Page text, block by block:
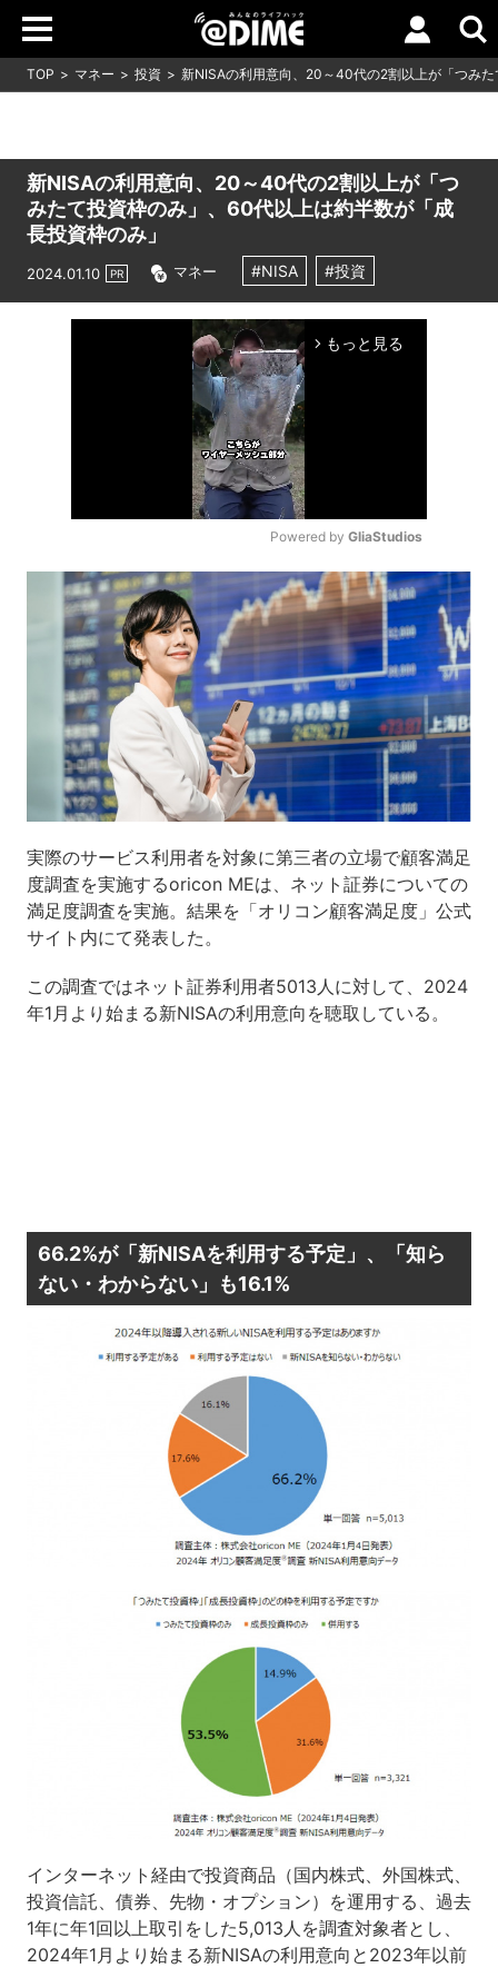
TOP マネー 投資 新NISAの利用意向、20～40代の2割以上が「つみ
新NISAの利用意向、20～40代の2割以上が「つ
みたて投資枠のみ」、60代以上は約半数が「成
長投資枠のみ」
2024.01.10 PR マネー #NISA #投資
arrow_forward_ios もっと見る
Mute
Powered by GliaStudios
実際のサービス利用者を対象に第三者の立場で顧客満足
度調査を実施するoricon MEは、ネット証券についての
満足度調査を実施。結果を「オリコン顧客満足度」公式
サイト内にて発表した。
この調査ではネット証券利用者5013人に対して、2024
年1月より始まる新NISAの利用意向を聴取している。
66.2%が「新NISAを利用する予定」、「知ら
ない・わからない」も16.1%
インターネット経由で投資商品（国内株式、外国株式、
投資信託、債券、先物・オプション）を運用する、過去
1年に年1回以上取引をした5,013人を調査対象者とし、
2024年1月より始まる新NISAの利用意向と2023年以前